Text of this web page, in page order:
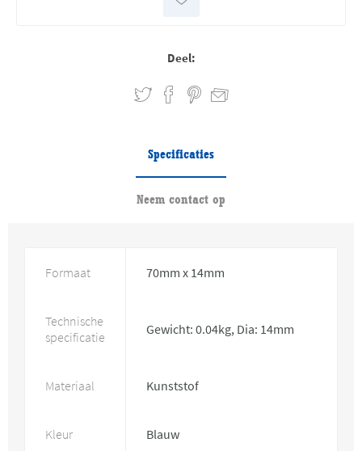
Deel:
Specificaties
Neem contact op
Formaat 70mm x 14mm
Technische
specificatie
Gewicht: 0.04kg, Dia: 14mm
Materiaal Kunststof
Kleur Blauw